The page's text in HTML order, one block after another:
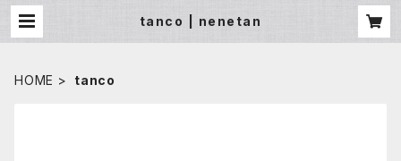
tanco | nenetan
HOME tanco